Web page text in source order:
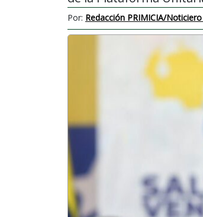
Por: Redacción PRIMICIA/